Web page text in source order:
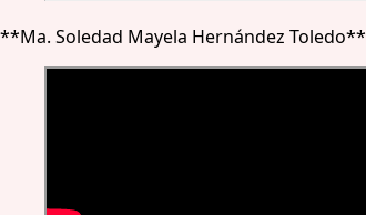
**Ma. Soledad Mayela Hernández Toledo**